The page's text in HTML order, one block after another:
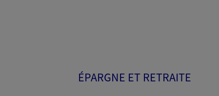
ÉPARGNE ET RETRAITE